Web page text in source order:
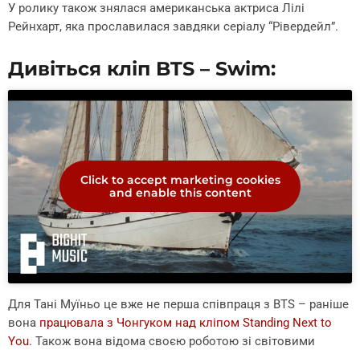
У ролику також знялася американська актриса Лілі
Рейнхарт, яка прославилася завдяки серіалу “Рівердейл”.
Дивіться кліп BTS – Swim:
Click to accept marketing cookies
and enable this content
Для Тані Муїньо це вже не перша співпраця з BTS – раніше
вона працювала з Чонгуком над кліпом Standing Next to
You. Також вона відома своєю роботою зі світовими